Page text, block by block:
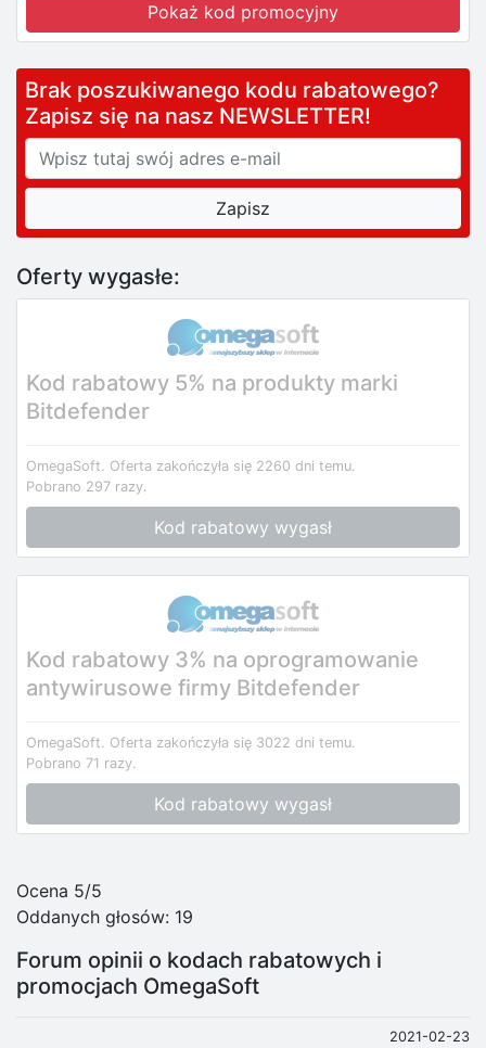
Pokaż kod promocyjny
Brak poszukiwanego kodu rabatowego?
Zapisz się na nasz NEWSLETTER!
Oferty wygasłe:
Kod rabatowy 5% na produkty marki
Bitdefender
OmegaSoft. Oferta zakończyła się 2260 dni temu.
Pobrano 297 razy.
Kod rabatowy wygasł
Kod rabatowy 3% na oprogramowanie
antywirusowe firmy Bitdefender
OmegaSoft. Oferta zakończyła się 3022 dni temu.
Pobrano 71 razy.
Kod rabatowy wygasł
Ocena 5/5
Oddanych głosów: 19
Forum opinii o kodach rabatowych i
promocjach OmegaSoft
2021-02-23